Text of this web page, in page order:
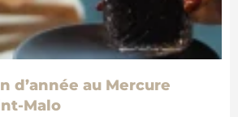
d’année au Mercure
Malo